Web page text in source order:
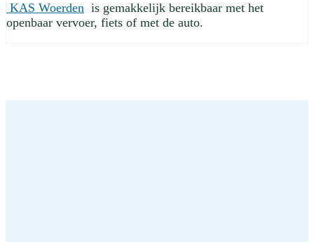
KAS Woerden is gemakkelijk bereikbaar met het
openbaar vervoer, fiets of met de auto.